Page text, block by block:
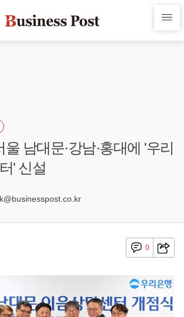
남대문·강남·홍대에 '우리
' 신설
0